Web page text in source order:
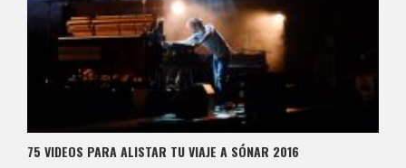
75 VIDEOS PARA ALISTAR TU VIAJE A SÓNAR 2016